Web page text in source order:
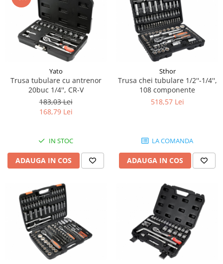
Piese Dangreville
Piese CMI
Piese Cemet Agrip
Piese ABG
Piese Scheid
Piese Schanzlin
Piese BR Dumper
Piese Casagrande
Piese Borgouin
Piese Ceccato
Piese Libra
Piese Marks
Piese Matrot
Piese Pazzaglia
Yato
Trusa tubulare cu antrenor
20buc 1/4'', CR-V
183,03 Lei
168,79 Lei
IN STOC
ADAUGA IN COS
Sthor
Trusa chei tubulare 1/2''-1/4'',
108 componente
518,57 Lei
LA COMANDA
ADAUGA IN COS